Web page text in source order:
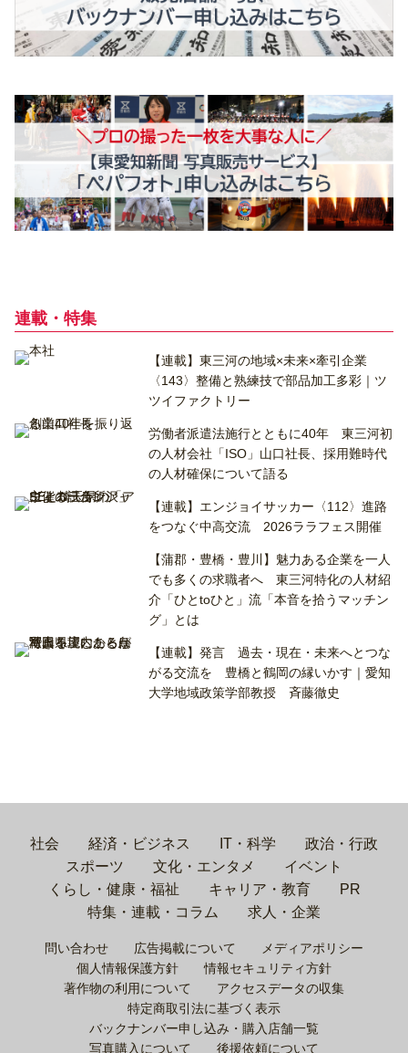
連載・特集
【連載】東三河の地域×未来×牽引企業
〈143〉整備と熟練技で部品加工多彩｜ツ
ツイファクトリー
労働者派遣法施行とともに40年 東三河初
の人材会社「ISO」山口社長、採用難時代
の人材確保について語る
【連載】エンジョイサッカー〈112〉進路
をつなぐ中高交流 2026ララフェス開催
【蒲郡・豊橋・豊川】魅力ある企業を一人
でも多くの求職者へ 東三河特化の人材紹
介「ひとtoひと」流「本音を拾うマッチン
グ」とは
【連載】発言 過去・現在・未来へとつな
がる交流を 豊橋と鶴岡の縁いかす｜愛知
大学地域政策学部教授 斉藤徹史
社会 経済・ビジネス IT・科学
政治・行政
スポーツ
文化・エンタメ
イベント
くらし・健康・福祉
キャリア・教育
PR
特集・連載・コラム
求人・企業
問い合わせ 広告掲載について
メディアポリシー
個人情報保護方針
情報セキュリティ方針
著作物の利用について
アクセスデータの収集
特定商取引法に基づく表示
バックナンバー申し込み・購入店舗一覧
写真購入について
後援依頼について